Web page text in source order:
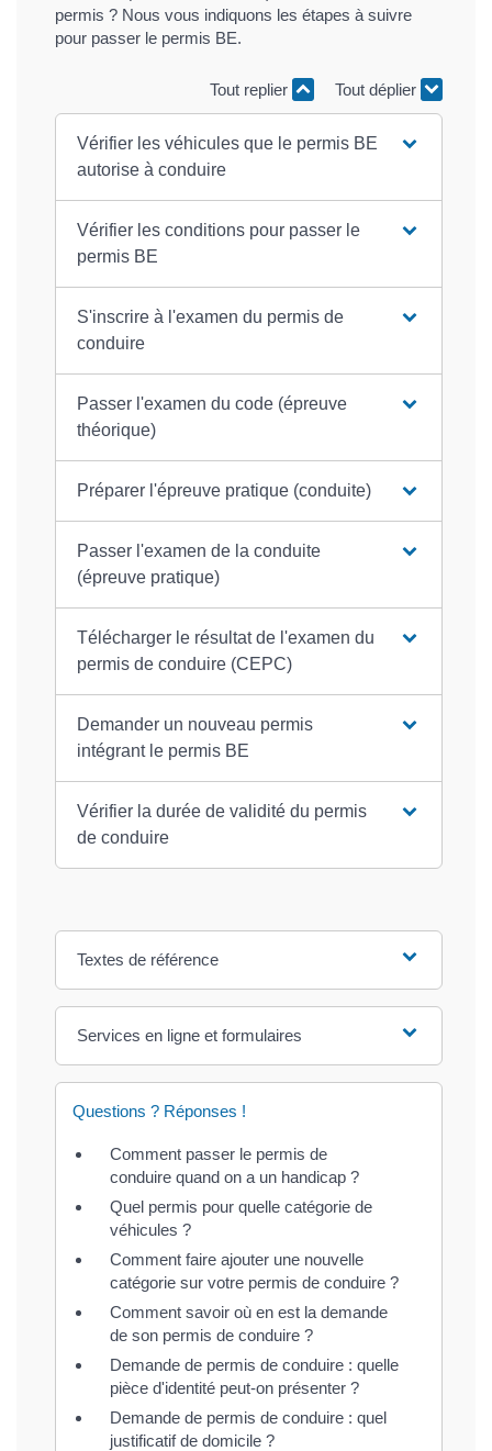
permis ? Nous vous indiquons les étapes à suivre
pour passer le permis BE.
Tout replier Tout déplier
Vérifier les véhicules que le permis BE
autorise à conduire
Vérifier les conditions pour passer le
permis BE
S'inscrire à l'examen du permis de
conduire
Passer l'examen du code (épreuve
théorique)
Préparer l'épreuve pratique (conduite)
Passer l'examen de la conduite
(épreuve pratique)
Télécharger le résultat de l'examen du
permis de conduire (CEPC)
Demander un nouveau permis
intégrant le permis BE
Vérifier la durée de validité du permis
de conduire
Textes de référence
Services en ligne et formulaires
Questions ? Réponses !
Comment passer le permis de
conduire quand on a un handicap ?
Quel permis pour quelle catégorie de
véhicules ?
Comment faire ajouter une nouvelle
catégorie sur votre permis de conduire ?
Comment savoir où en est la demande
de son permis de conduire ?
Demande de permis de conduire : quelle
pièce d'identité peut-on présenter ?
Demande de permis de conduire : quel
justificatif de domicile ?